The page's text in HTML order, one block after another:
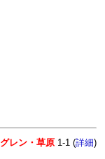
グレン・草原 1-1 (詳細)